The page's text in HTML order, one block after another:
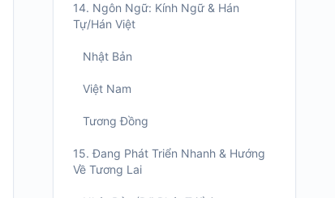
14. Ngôn Ngữ: Kính Ngữ & Hán
Tự/Hán Việt
Nhật Bản
Việt Nam
Tương Đồng
15. Đang Phát Triển Nhanh & Hướng
Về Tương Lai